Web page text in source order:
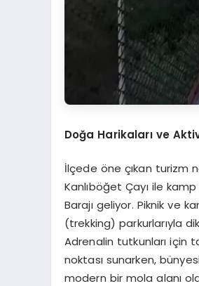
Doğa Harikaları ve
İlçede öne çıkan turizm
Kanlıböğet Çayı ile
Barajı geliyor. Piknik ve
(trekking) parkurlarıyla
Adrenalin tutkunları için
noktası sunarken,
modern bir mola alanı